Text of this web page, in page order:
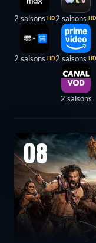
2 saisons HD
2 saisons HD
2 saisons HD
2 saisons HD
2 saisons
08